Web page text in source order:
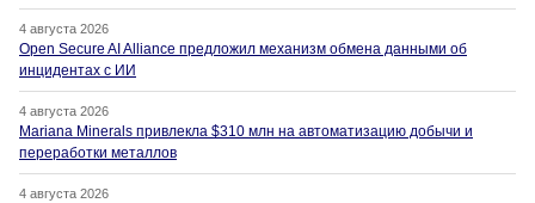
4 августа 2026
Open Secure AI Alliance предложил механизм обмена данными об
инцидентах с ИИ
4 августа 2026
Mariana Minerals привлекла $310 млн на автоматизацию добычи и
переработки металлов
4 августа 2026